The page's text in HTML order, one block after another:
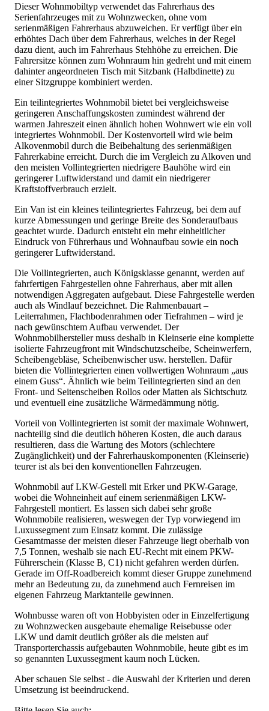
Dieser Wohnmobiltyp verwendet das Fahrerhaus des
Serienfahrzeuges mit zu Wohnzwecken, ohne vom
serienmäßigen Fahrerhaus abzuweichen. Er verfügt über ein
erhöhtes Dach über dem Fahrerhaus, welches in der Regel
dazu dient, auch im Fahrerhaus Stehhöhe zu erreichen. Die
Fahrersitze können zum Wohnraum hin gedreht und mit einem
dahinter angeordneten Tisch mit Sitzbank (Halbdinette) zu
einer Sitzgruppe kombiniert werden.
Ein teilintegriertes Wohnmobil bietet bei vergleichsweise
geringeren Anschaffungskosten zumindest während der
warmen Jahreszeit einen ähnlich hohen Wohnwert wie ein voll
integriertes Wohnmobil. Der Kostenvorteil wird wie beim
Alkovenmobil durch die Beibehaltung des serienmäßigen
Fahrerkabine erreicht. Durch die im Vergleich zu Alkoven und
den meisten Vollintegrierten niedrigere Bauhöhe wird ein
geringerer Luftwiderstand und damit ein niedrigerer
Kraftstoffverbrauch erzielt.
Ein Van ist ein kleines teilintegriertes Fahrzeug, bei dem auf
kurze Abmessungen und geringe Breite des Sonderaufbaus
geachtet wurde. Dadurch entsteht ein mehr einheitlicher
Eindruck von Führerhaus und Wohnaufbau sowie ein noch
geringerer Luftwiderstand.
Die Vollintegrierten, auch Königsklasse genannt, werden auf
fahrfertigen Fahrgestellen ohne Fahrerhaus, aber mit allen
notwendigen Aggregaten aufgebaut. Diese Fahrgestelle werden
auch als Windlauf bezeichnet. Die Rahmenbauart –
Leiterrahmen, Flachbodenrahmen oder Tiefrahmen – wird je
nach gewünschtem Aufbau verwendet. Der
Wohnmobilhersteller muss deshalb in Kleinserie eine komplette
isolierte Fahrzeugfront mit Windschutzscheibe, Scheinwerfern,
Scheibengebläse, Scheibenwischer usw. herstellen. Dafür
bieten die Vollintegrierten einen vollwertigen Wohnraum „aus
einem Guss“. Ähnlich wie beim Teilintegrierten sind an den
Front- und Seitenscheiben Rollos oder Matten als Sichtschutz
und eventuell eine zusätzliche Wärmedämmung nötig.
Vorteil von Vollintegrierten ist somit der maximale Wohnwert,
nachteilig sind die deutlich höheren Kosten, die auch daraus
resultieren, dass die Wartung des Motors (schlechtere
Zugänglichkeit) und der Fahrerhauskomponenten (Kleinserie)
teurer ist als bei den konventionellen Fahrzeugen.
Wohnmobil auf LKW-Gestell mit Erker und PKW-Garage,
wobei die Wohneinheit auf einem serienmäßigen LKW-
Fahrgestell montiert. Es lassen sich dabei sehr große
Wohnmobile realisieren, weswegen der Typ vorwiegend im
Luxussegment zum Einsatz kommt. Die zulässige
Gesamtmasse der meisten dieser Fahrzeuge liegt oberhalb von
7,5 Tonnen, weshalb sie nach EU-Recht mit einem PKW-
Führerschein (Klasse B, C1) nicht gefahren werden dürfen.
Gerade im Off-Roadbereich kommt dieser Gruppe zunehmend
mehr an Bedeutung zu, da zunehmend auch Fernreisen im
eigenen Fahrzeug Marktanteile gewinnen.
Wohnbusse waren oft von Hobbyisten oder in Einzelfertigung
zu Wohnzwecken ausgebaute ehemalige Reisebusse oder
LKW und damit deutlich größer als die meisten auf
Transporterchassis aufgebauten Wohnmobile, heute gibt es im
so genannten Luxussegment kaum noch Lücken.
Aber schauen Sie selbst - die Auswahl der Kriterien und deren
Umsetzung ist beeindruckend.